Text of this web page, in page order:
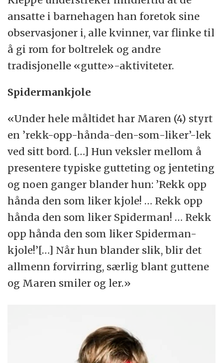
ansatte i barnehagen han foretok sine
observasjoner i, alle kvinner, var flinke til
å gi rom for boltrelek og andre
tradisjonelle «gutte»-aktiviteter.
Spidermankjole
«Under hele måltidet har Maren (4) styrt
en ’rekk-opp-hånda-den-som-liker’-lek
ved sitt bord. […] Hun veksler mellom å
presentere typiske gutteting og jenteting
og noen ganger blander hun: ’Rekk opp
hånda den som liker kjole! … Rekk opp
hånda den som liker Spiderman! … Rekk
opp hånda den som liker Spiderman-
kjole!’[…] Når hun blander slik, blir det
allmenn forvirring, særlig blant guttene
og Maren smiler og ler.»